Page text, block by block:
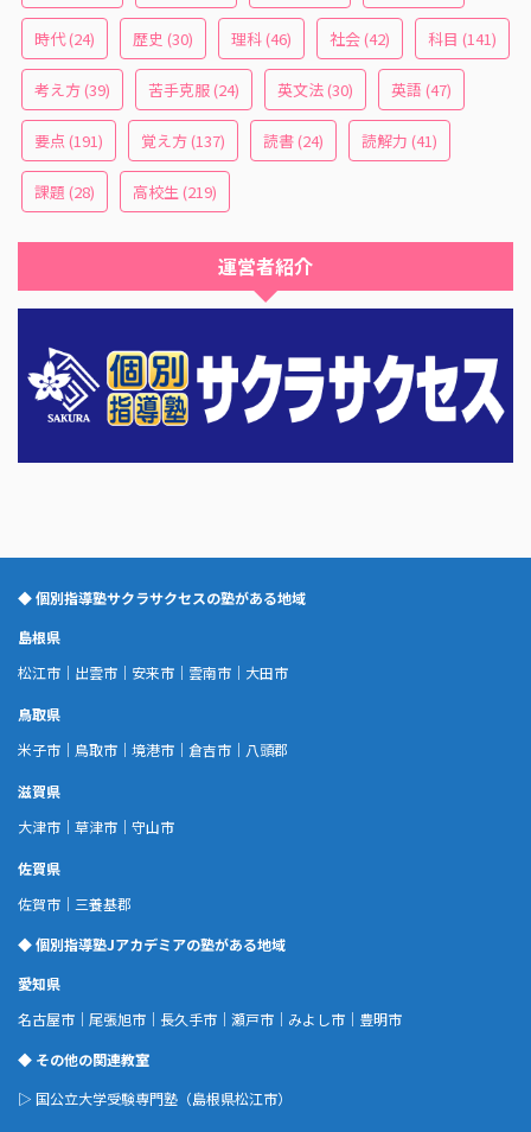
時代(24) 歴史 (30) 理科(46) 社会(42) 科目 (141)
考え方(39) 苦手克服(24) 英文法(30) 英語 (47)
要点 (191) 覚え方(137) 読書(24) 読解力 (41)
課題 (28) 高校生(219)
運営者紹介
◆ 個別指導塾サクラサクセスの塾がある地域
島根県
松江市 ｜ 出雲市 ｜ 安来市 ｜ 雲南市 ｜ 大田市
鳥取県
米子市 ｜ 鳥取市 ｜ 境港市 ｜ 倉吉市 ｜ 八頭郡
滋賀県
大津市 ｜ 草津市 ｜ 守山市
佐賀県
佐賀市 ｜ 三養基郡
◆ 個別指導塾Jアカデミアの塾がある地域
愛知県
名古屋市 ｜ 尾張旭市 ｜ 長久手市 ｜ 瀬戸市 ｜ みよし市 ｜ 豊明市
◆ その他の関連教室
▷ 国公立大学受験専門塾 （島根県松江市）